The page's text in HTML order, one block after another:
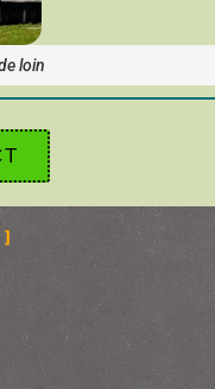
loin